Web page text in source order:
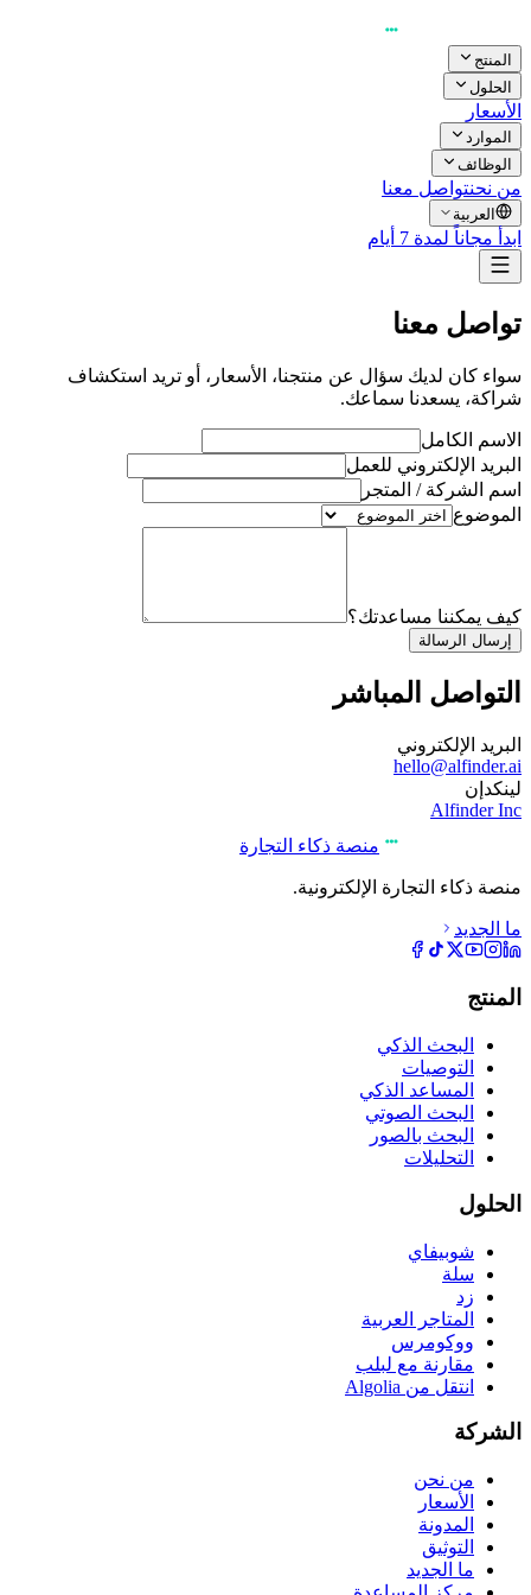
المنتج
الحلول
الأسعار
الموارد
الوظائف
من نحنتواصل معنا
العربية
ابدأ مجاناً لمدة 7 أيام
تواصل معنا
سواء كان لديك سؤال عن منتجنا، الأسعار، أو تريد استكشاف
شراكة، يسعدنا سماعك.
الاسم الكامل
البريد الإلكتروني للعمل
اسم الشركة / المتجر
الموضوع
كيف يمكننا مساعدتك؟
إرسال الرسالة
التواصل المباشر
البريد الإلكتروني
hello@alfinder.ai
لينكدإن
Alfinder Inc
منصة ذكاء التجارة
منصة ذكاء التجارة الإلكترونية.
ما الجديد
المنتج
البحث الذكي
التوصيات
المساعد الذكي
البحث الصوتي
البحث بالصور
التحليلات
الحلول
شوبيفاي
سلة
زد
المتاجر العربية
ووكومرس
مقارنة مع لبلب
انتقل من Algolia
الشركة
من نحن
الأسعار
المدونة
التوثيق
ما الجديد